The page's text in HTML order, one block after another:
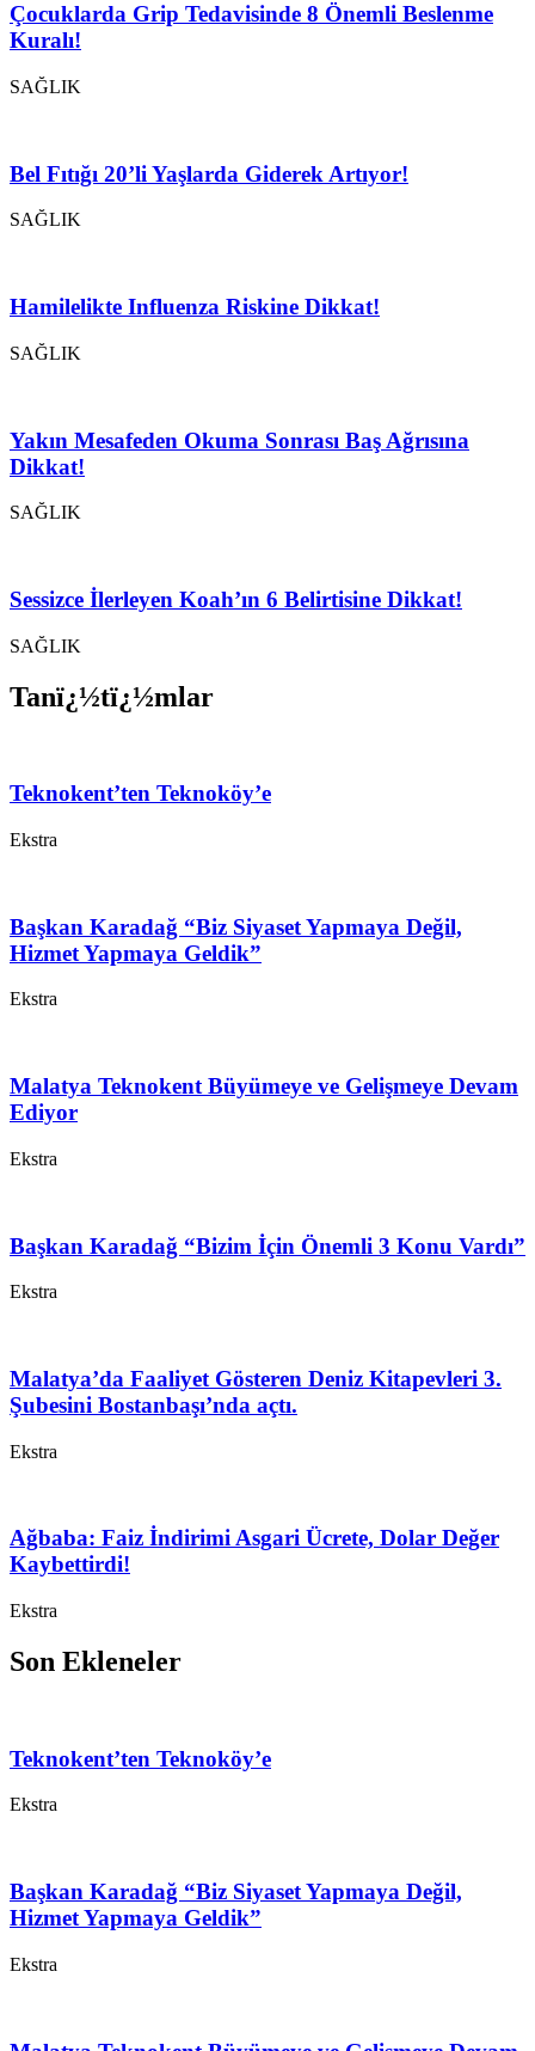
Çocuklarda Grip Tedavisinde 8 Önemli Beslenme
Kuralı!
SAĞLIK
Bel Fıtığı 20’li Yaşlarda Giderek Artıyor!
SAĞLIK
Hamilelikte Influenza Riskine Dikkat!
SAĞLIK
Yakın Mesafeden Okuma Sonrası Baş Ağrısına
Dikkat!
SAĞLIK
Sessizce İlerleyen Koah’ın 6 Belirtisine Dikkat!
SAĞLIK
Tanï¿½tï¿½mlar
Teknokent’ten Teknoköy’e
Ekstra
Başkan Karadağ “Biz Siyaset Yapmaya Değil,
Hizmet Yapmaya Geldik”
Ekstra
Malatya Teknokent Büyümeye ve Gelişmeye Devam
Ediyor
Ekstra
Başkan Karadağ “Bizim İçin Önemli 3 Konu Vardı”
Ekstra
Malatya’da Faaliyet Gösteren Deniz Kitapevleri 3.
Şubesini Bostanbaşı’nda açtı.
Ekstra
Ağbaba: Faiz İndirimi Asgari Ücrete, Dolar Değer
Kaybettirdi!
Ekstra
Son Ekleneler
Teknokent’ten Teknoköy’e
Ekstra
Başkan Karadağ “Biz Siyaset Yapmaya Değil,
Hizmet Yapmaya Geldik”
Ekstra